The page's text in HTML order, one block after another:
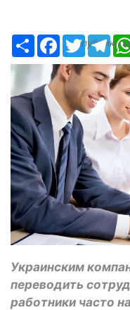
РесурсFacebook
Twitter
Украинским
переводить
работники часто